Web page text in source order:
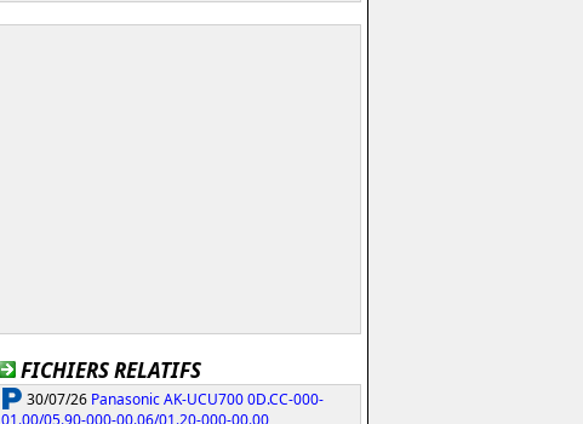
FICHIERS RELATIFS
30/07/26 Panasonic AK-UCU700 0D.CC-000-
01.00/05.90-000-00.06/01.20-000-00.00